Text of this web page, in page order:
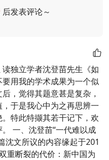
后发表评论～
独立学者沈登苗先生《如
用我的学术成果为一个似
，觉得其题意甚是复杂，
于是我心中为之再思辨一
特此特撷其若干记下，欢
一、沈登苗“一代难以成
沈文所议的内容缘起于201
重断裂的代价：新中国为